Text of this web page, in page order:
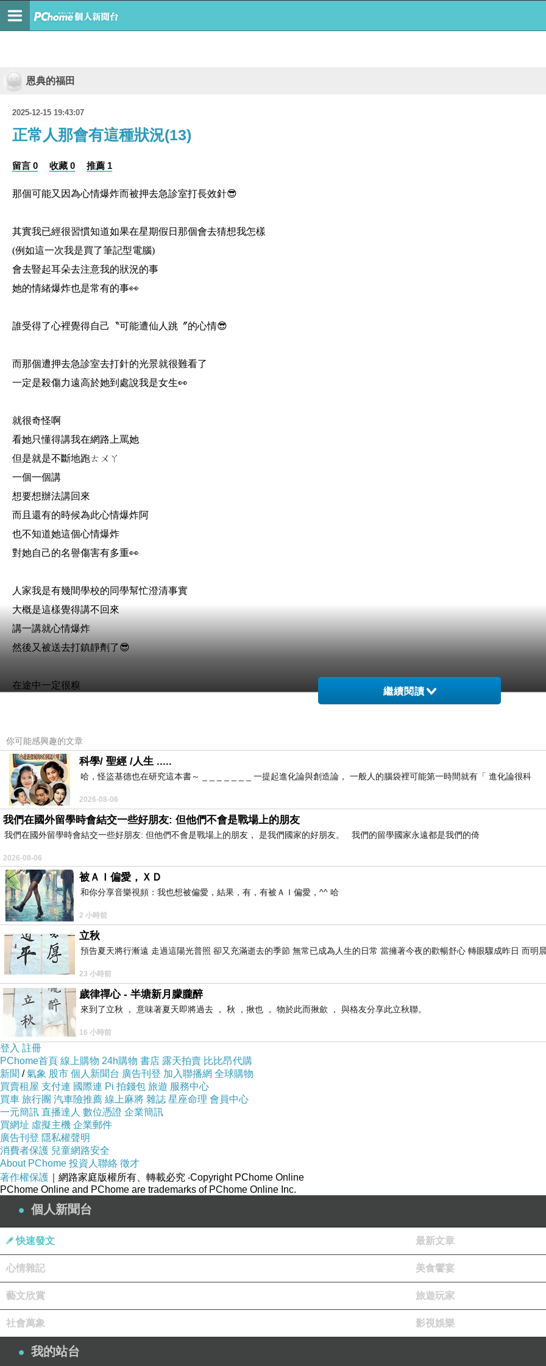
恩典的福田
2025-12-15 19:43:07
正常人那會有這種狀況(13)
留言 0 收藏 0 推薦 1
那個可能又因為心情爆炸而被押去急診室打長效針😎
其實我已經很習慣知道如果在星期假日那個會去猜想我怎樣
(例如這一次我是買了筆記型電腦)
會去豎起耳朵去注意我的狀況的事
她的情緒爆炸也是常有的事👀
誰受得了心裡覺得自己〝可能遭仙人跳〞的心情😎
而那個遭押去急診室去打針的光景就很難看了
一定是殺傷力遠高於她到處說我是女生👀
就很奇怪啊
看她只懂得講我在網路上罵她
但是就是不斷地跑ㄊㄨㄚ
一個一個講
想要想辦法講回來
而且還有的時候為此心情爆炸阿
也不知道她這個心情爆炸
對她自己的名譽傷害有多重👀
人家我是有幾間學校的同學幫忙澄清事實
大概是這樣覺得講不回來
講一講就心情爆炸
然後又被送去打鎮靜劑了😎
在途中一定很糗
所以我能理解人家為何越來越多人知道事實
也越來越多人幫忙替我澄清😁
曾經想過我十幾年前發作的時候
人家也大概對我是這樣的嘴臉😒
但是我還好有勇氣去改變😁
那個一樣是覺得人家在講自己風涼話
送過去就醫的狀況真的很難看
她每次一被這樣我就覺得那是她活該
也就覺得自己被汙衊我是女的
而且是個妓女
我就覺得不算什麼了😎
而且在這種事
被認為是宮鬥
然後說一兩句話
被認為〝好吧！我也退讓！〞
她有時候就這樣莫名其妙
我也沒有做什麼事就這樣
聽似她在自我對話😒
真的這種事對她而言非常難看
而且例如我買筆電她就能拉出一堆屎
我上週三買的筆電
她昨天前天周休二日時就心情爆炸了😒
我是猜想
大概是很多同學幫忙
她覺得眾叛親離
就這樣來來回回的心情爆炸
也這樣來來回回的被押去急診室打鎮定劑
繼續閱讀
你可能感興趣的文章
科學/ 聖經 /人生 .....
哈，怪盜基德也在研究這本書～ _ _ _ _ _ _ _ 一提起進化論與創造論， 一般人的腦袋裡可能第一時間就有「 進化論很科
2026-08-06
我們在國外留學時會結交一些好朋友: 但他們不會是戰場上的朋友
我們在國外留學時會結交一些好朋友: 但他們不會是戰場上的朋友， 是我們國家的好朋友。 我們的留學國家永遠都是我們的倚
2026-08-06
被ＡＩ偏愛，ＸＤ
和你分享音樂視頻：我也想被偏愛，結果，有，有被ＡＩ偏愛，^^ 哈
2 小時前
立秋
預告夏天將行漸遠 走過這陽光普照 卻又充滿逝去的季節 無常已成為人生的日常 當擁著今夜的歡暢舒心 轉眼驟成昨日 而明
23 小時前
歲律禪心 - 半塘新月朦朧醉
來到了立秋 ， 意味著夏天即將過去 ， 秋 ，揪也 ， 物於此而揪歛 ， 與格友分享此立秋聯。
16 小時前
登入 註冊
PChome首頁 線上購物 24h購物 書店 露天拍賣 比比昂代購
新聞 /氣象 股市 個人新聞台 廣告刊登 加入聯播網 全球購物
買賣租屋 支付連 國際連 Pi 拍錢包 旅遊 服務中心
買車 旅行團 汽車險推薦 線上麻將 雜誌 星座命理 會員中心
一元簡訊 直播達人 數位憑證 企業簡訊
買網址 虛擬主機 企業郵件
廣告刊登 隱私權聲明
消費者保護 兒童網路安全
About PChome 投資人聯絡 徵才
著作權保護 ｜網路家庭版權所有、轉載必究 ‧Copyright PChome Online
PChome Online and PChome are trademarks of PChome Online Inc.
個人新聞台
快速發文 最新文章
心情雜記 美食饗宴
藝文欣賞 旅遊玩家
社會萬象 影視娛樂
我的站台